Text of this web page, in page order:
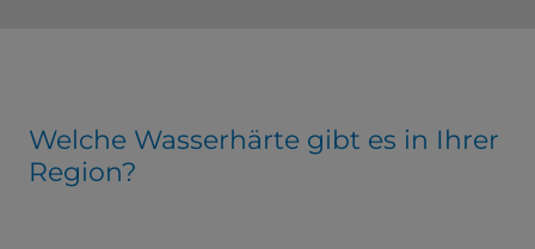
Welche Wasserhärte gibt es in Ihrer
Region?